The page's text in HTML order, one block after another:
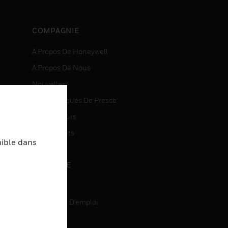
COMPAGNIE
À Propos De Honeywell
À Propos De Nous
Nouvelles
Communiqués De Presse
Investisseurs
Événements
CARRIÈRE
Recherche D'emploi
dans